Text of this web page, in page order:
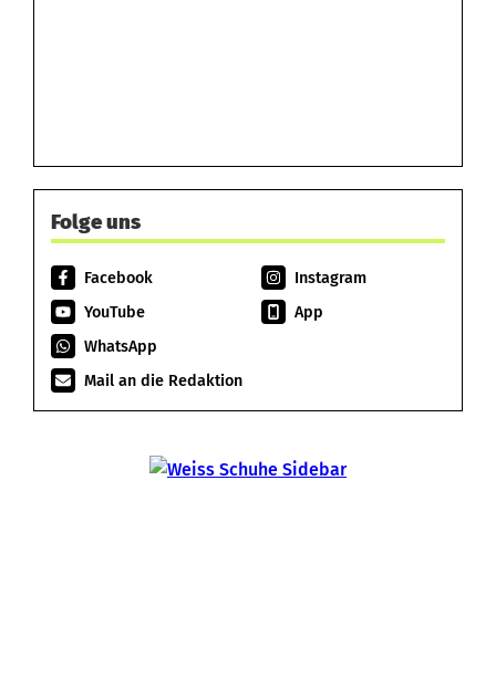
Folge uns
Facebook
Instagram
YouTube
App
WhatsApp
Mail an die Redaktion